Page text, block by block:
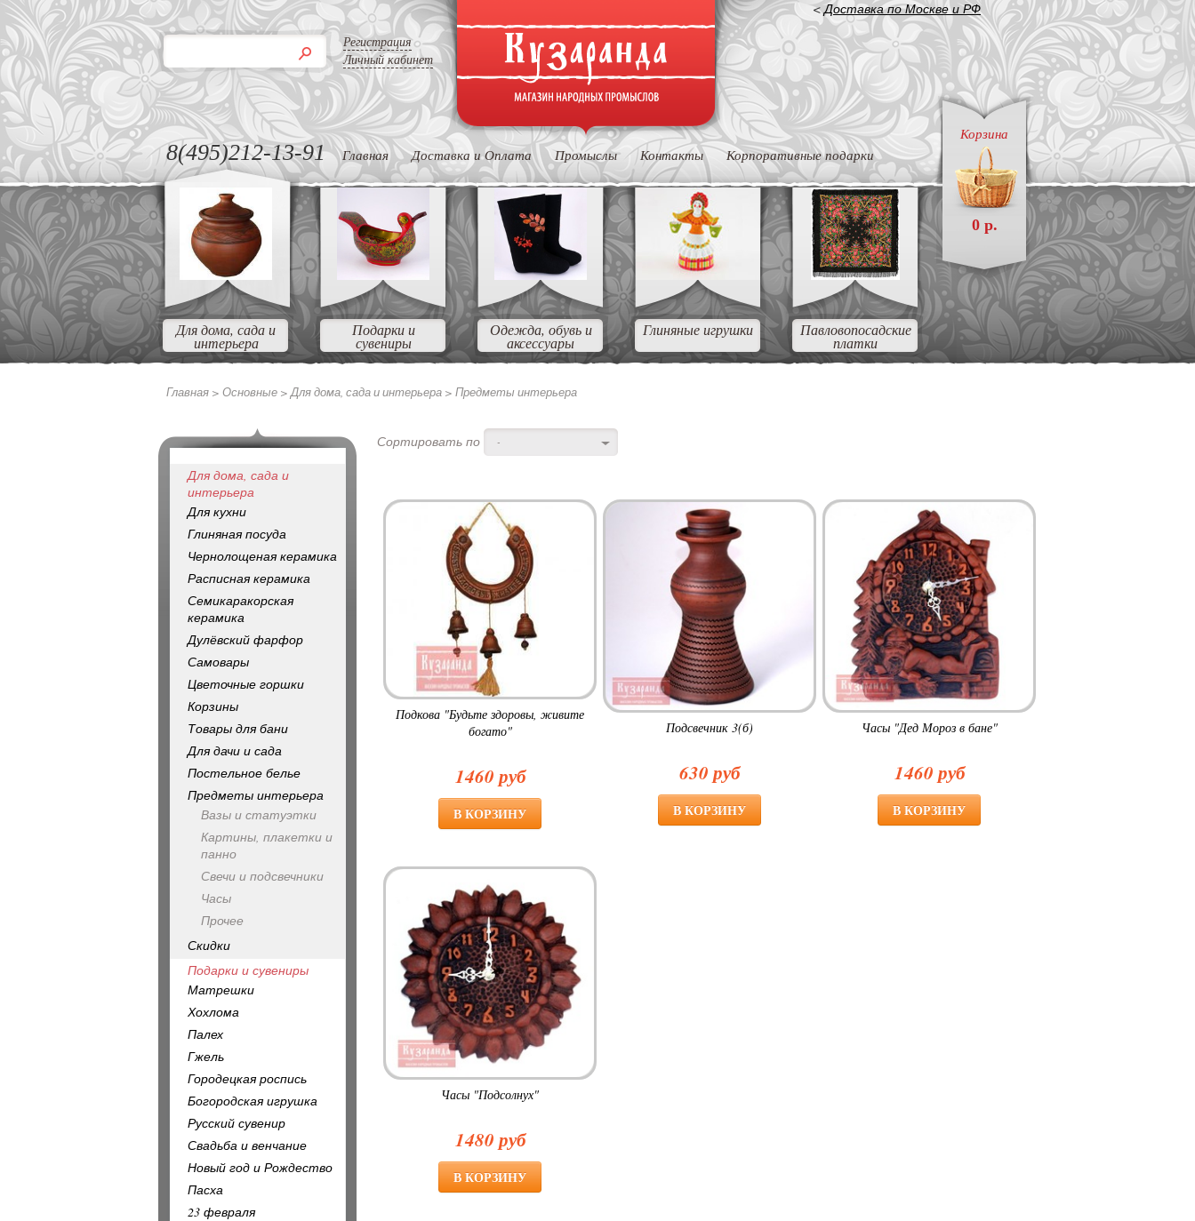
Регистрация
Личный кабинет
<Доставка по Москве и РФ
Корзина
0 р.
8(495)212-13-91 Главная Доставка и Оплата Промыслы Контакты Корпоративные подарки
Для дома, сада и
интерьера
Подарки и
сувениры
Одежда, обувь и
аксессуары
Глиняные игрушки Павловопосадские
платки
Главная > Основные >Для дома, сада и интерьера > Предметы интерьера
Сортировать по -
Подкова "Будьте здоровы, живите
богато"
1460 руб
Подсвечник 3(б)
630 руб
Часы "Дед Мороз в бане"
1460 руб
Часы "Подсолнух"
1480 руб
Для дома, сада и
интерьера
Для кухни
Глиняная посуда
Чернолощеная керамика
Расписная керамика
Семикаракорская
керамика
Дулёвский фарфор
Самовары
Цветочные горшки
Корзины
Товары для бани
Для дачи и сада
Постельное белье
Предметы интерьера
Вазы и статуэтки
Картины, плакетки и
панно
Свечи и подсвечники
Часы
Прочее
Скидки
Подарки и сувениры
Матрешки
Хохлома
Палех
Гжель
Городецкая роспись
Богородская игрушка
Русский сувенир
Свадьба и венчание
Новый год и Рождество
Пасха
23 февраля